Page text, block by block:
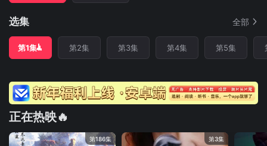
选集 全部
第1集 第2集 第3集 第4集 第5集
正在热映🔥
第186集 第3集